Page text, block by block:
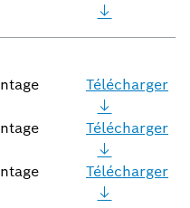
Télécharger
Télécharger
Télécharger